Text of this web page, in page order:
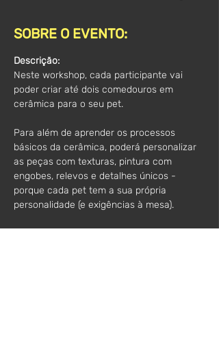
SOBRE O EVENTO:
Descrição:
Neste workshop, cada participante vai
poder criar até dois comedouros em
cerâmica para o seu pet.
Para além de aprender os processos
básicos da cerâmica, poderá personalizar
as peças com texturas, pintura com
engobes, relevos e detalhes únicos -
porque cada pet tem a sua própria
personalidade (e exigências à mesa).